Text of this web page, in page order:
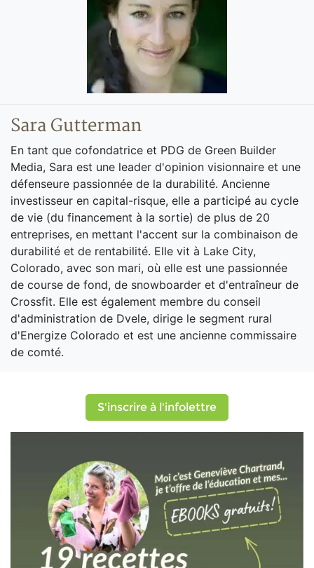
Sara Gutterman
En tant que cofondatrice et PDG de Green Builder
Media, Sara est une leader d'opinion visionnaire et une
défenseure passionnée de la durabilité. Ancienne
investisseur en capital-risque, elle a participé au cycle
de vie (du financement à la sortie) de plus de 20
entreprises, en mettant l'accent sur la combinaison de
durabilité et de rentabilité. Elle vit à Lake City,
Colorado, avec son mari, où elle est une passionnée
de course de fond, de snowboarder et d'entraîneur de
Crossfit. Elle est également membre du conseil
d'administration de Dvele, dirige le segment rural
d'Energize Colorado et est une ancienne commissaire
de comté.
S'inscrire à l'infolettre